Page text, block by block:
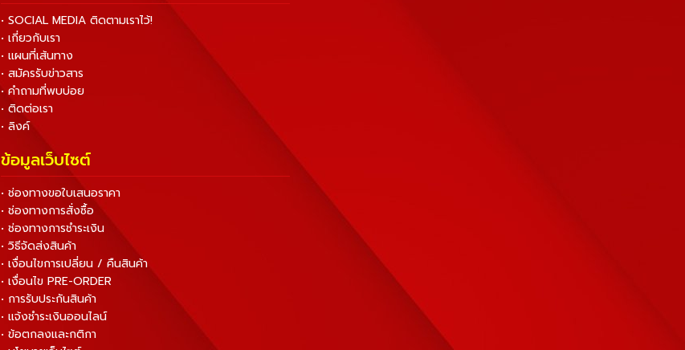
• SOCIAL MEDIA ติดตามเราไว้!
• เกี่ยวกับเรา
• แผนที่เส้นทาง
• สมัครรับข่าวสาร
• คำถามที่พบบ่อย
• ติดต่อเรา
• ลิงค์
ข้อมูลเว็บไซต์
• ช่องทางขอใบเสนอราคา
• ช่องทางการสั่งซื้อ
• ช่องทางการชำระเงิน
• วิธีจัดส่งสินค้า
• เงื่อนไขการเปลี่ยน / คืนสินค้า
• เงื่อนไข PRE-ORDER
• การรับประกันสินค้า
• แจ้งชำระเงินออนไลน์
• ข้อตกลงและกติกา